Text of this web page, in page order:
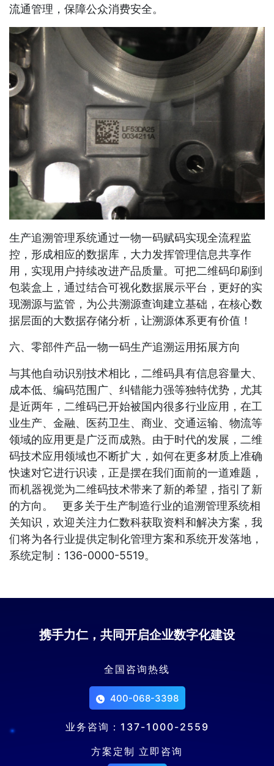
流通管理，保障公众消费安全。
生产追溯管理系统通过一物一码赋码实现全流程监
控，形成相应的数据库，大力发挥管理信息共享作
用，实现用户持续改进产品质量。可把二维码印刷到
包装盒上，通过结合可视化数据展示平台，更好的实
现溯源与监管，为公共溯源查询建立基础，在核心数
据层面的大数据存储分析，让溯源体系更有价值！
六、零部件产品一物一码生产追溯运用拓展方向
与其他自动识别技术相比，二维码具有信息容量大、
成本低、编码范围广、纠错能力强等独特优势，尤其
是近两年，二维码已开始被国内很多行业应用，在工
业生产、金融、医药卫生、商业、交通运输、物流等
领域的应用更是广泛而成熟。由于时代的发展，二维
码技术应用领域也不断扩大，如何在更多材质上准确
快速对它进行识读，正是摆在我们面前的一道难题，
而机器视觉为二维码技术带来了新的希望，指引了新
的方向。 更多关于生产制造行业的追溯管理系统相
关知识，欢迎关注力仁数科获取资料和解决方案，我
们将为各行业提供定制化管理方案和系统开发落地，
系统定制：136-0000-5519。